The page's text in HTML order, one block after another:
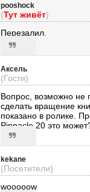
pooshock
(Тут живёт)
Перезалил.
Аксель
(Гости)
Вопрос, возможно не
сделать вращение
показано в ролике.
Pinnacle 20 это
kekane
(Посетители)
wooooow